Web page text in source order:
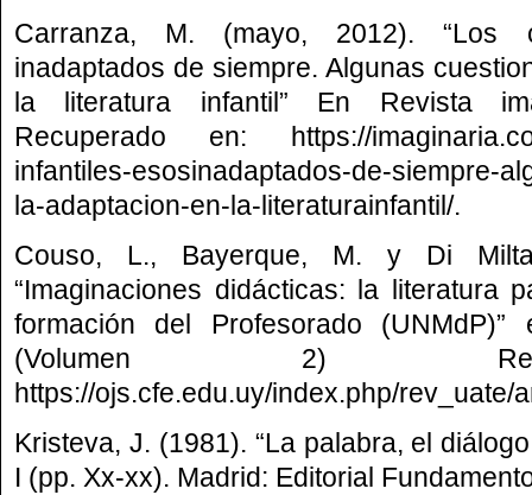
Carranza, M. (mayo, 2012). “Los
inadaptados de siempre. Algunas
la literatura infantil” En Revista
Recuperado en: https://
infantiles-esosinadaptados-de-siempre-
la-adaptacion-en-la-literaturainfantil/.
Couso, L., Bayerque, M. y Di
“Imaginaciones didácticas: la literatura
formación del Profesorado
(Volumen 2)
https://ojs.cfe.edu.uy/index.php/rev_uate/
Kristeva, J. (1981). “La palabra, el
I (pp. Xx-xx). Madrid: Editorial